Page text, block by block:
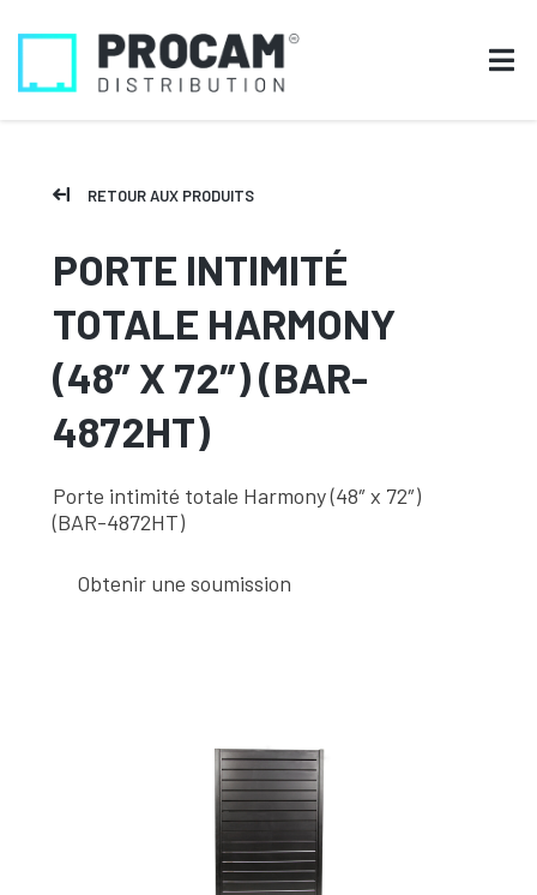
RETOUR AUX PRODUITS
PORTE INTIMITÉ
TOTALE HARMONY
(48″ X 72″) (BAR-
4872HT)
Porte intimité totale Harmony (48″ x 72″)
(BAR-4872HT)
Obtenir une soumission